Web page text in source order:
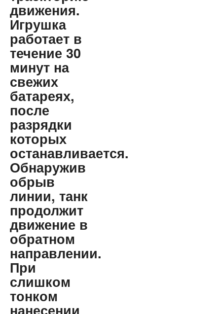
движения.
Игрушка
работает в
течение 30
минут на
свежих
батареях,
после
разрядки
которых
останавливается.
Обнаружив
обрыв
линии, танк
продолжит
движение в
обратном
направлении.
При
слишком
тонком
нанесении